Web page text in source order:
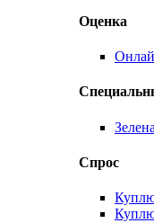
Оценка
Спрос